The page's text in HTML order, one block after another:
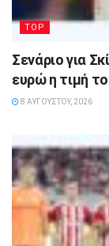
TOP
Σενάριο για
ευρώ η τιμή
8 ΑΥΓΟΎΣΤΟΥ, 2026